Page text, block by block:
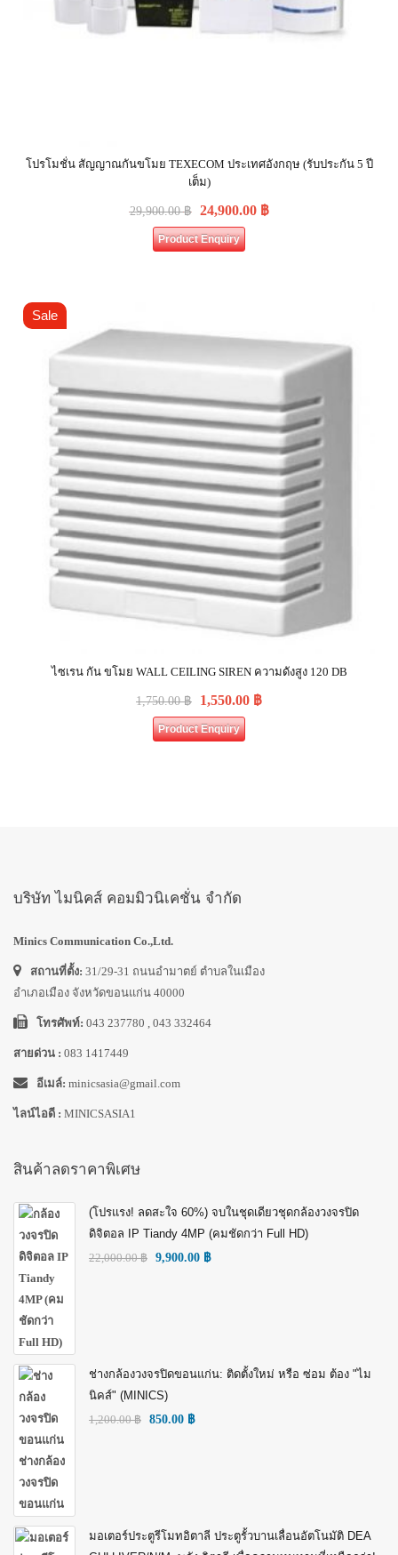
โปรโมชั่น สัญญาณกันขโมย TEXECOM ประเทศอังกฤษ (รับประกัน 5 ปี
เต็ม)
29,900.00฿ 24,900.00 ฿
Product Enquiry
Sale
ไซเรน กัน ขโมย WALL CEILING SIREN ความดังสูง 120 DB
1,750.00฿ 1,550.00 ฿
Product Enquiry
บริษัท ไมนิคส์ คอมมิวนิเคชั่น จำกัด
Minics Communication Co.,Ltd.
สถานที่ตั้ง: 31/29-31 ถนนอำมาตย์ ตำบลในเมือง
อำเภอเมือง จังหวัดขอนแก่น 40000
โทรศัพท์: 043 237780 , 043 332464
สายด่วน : 083 1417449
อีเมล์: minicsasia@gmail.com
ไลน์ไอดี : MINICSASIA1
สินค้าลดราคาพิเศษ
(โปรแรง! ลดสะใจ 60%) จบในชุดเดียวชุดกล้องวงจรปิด
ดิจิตอล IP Tiandy 4MP (คมชัดกว่า Full HD)
22,000.00฿ 9,900.00 ฿
ช่างกล้องวงจรปิดขอนแก่น: ติดตั้งใหม่ หรือ ซ่อม ต้อง "ไม
นิคส์" (MINICS)
1,200.00฿ 850.00 ฿
มอเตอร์ประตูรีโมทอิตาลี ประตูรั้วบานเลื่อนอัตโนมัติ DEA